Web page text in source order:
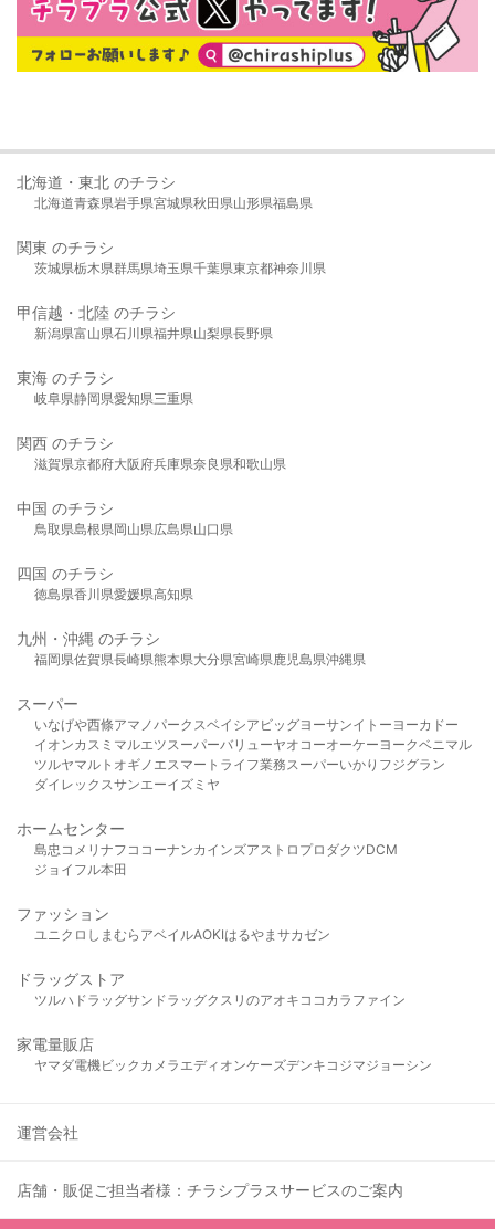
北海道・東北 のチラシ
北海道青森県岩手県宮城県秋田県山形県福島県
関東 のチラシ
茨城県栃木県群馬県埼玉県千葉県東京都神奈川県
甲信越・北陸 のチラシ
新潟県富山県石川県福井県山梨県長野県
東海 のチラシ
岐阜県静岡県愛知県三重県
関西 のチラシ
滋賀県京都府大阪府兵庫県奈良県和歌山県
中国 のチラシ
鳥取県島根県岡山県広島県山口県
四国 のチラシ
徳島県香川県愛媛県高知県
九州・沖縄 のチラシ
福岡県佐賀県長崎県熊本県大分県宮崎県鹿児島県沖縄県
スーパー
いなげや西條アマノパークスベイシア ビッグヨーサンイトーヨーカドー
イオンカスミ マルエツスーパーバリューヤオコーオーケー ヨークベニマル
ツルヤマルト オギノ エスマート ライフ業務スーパーいかり フジグラン
ダイレックスサンエーイズミヤ
ホームセンター
島忠 コメリ ナフコ コーナンカインズアストロプロダクツDCM
ジョイフル本田
ファッション
ユニクロ しまむら アベイルAOKIはるやま サカゼン
ドラッグストア
ツルハドラッグサンドラッグクスリのアオキ ココカラファイン
家電量販店
ヤマダ電機ビックカメラ エディオンケーズデンキ コジマジョーシン
運営会社
店舗・販促ご担当者様：チラシプラスサービスのご案内